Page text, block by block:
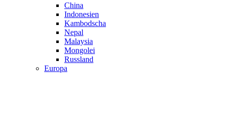
China
Indonesien
Kambodscha
Nepal
Malaysia
Mongolei
Russland
Europa